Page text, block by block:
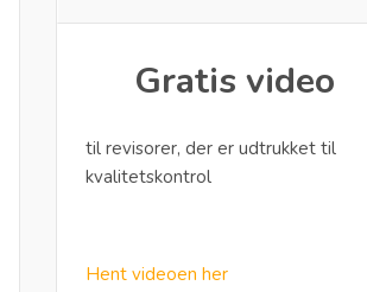
Gratis video
til revisorer, der er udtrukket til
kvalitetskontrol
Hent videoen her